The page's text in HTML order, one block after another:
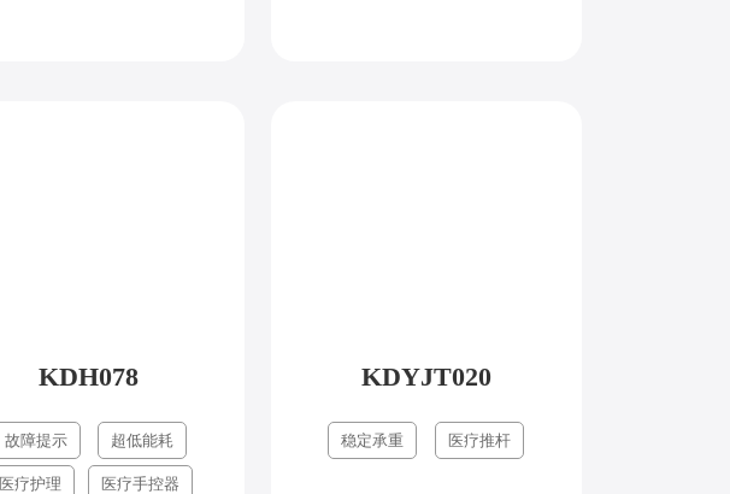
KDH078
故障提示 超低能耗
医疗护理 医疗手控器
KDYJT020
稳定承重 医疗推杆